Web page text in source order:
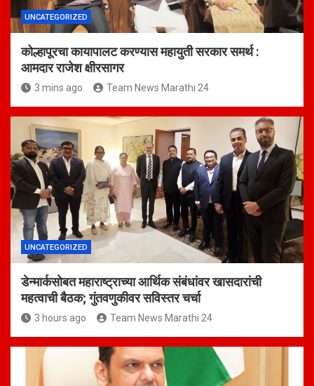
UNCATEGORIZED
कोल्हापूरचा कायापालट करण्यास महायुती सरकार समर्थ :
आमदार राजेश क्षीरसागर
3 mins ago Team News Marathi 24
UNCATEGORIZED
डेन्मार्कसोबत महाराष्ट्राच्या आर्थिक संबंधांवर खासदारांची
महत्वाची बैठक; गुंतवणुकीवर सविस्तर चर्चा
3 hours ago Team News Marathi 24